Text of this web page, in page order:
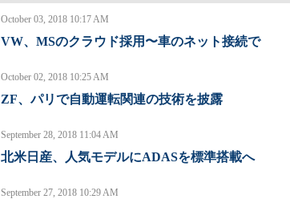
October 03, 2018 10:17 AM
VW、MSのクラウド採用〜車のネット接続で
October 02, 2018 10:25 AM
ZF、パリで自動運転関連の技術を披露
September 28, 2018 11:04 AM
北米日産、人気モデルにADASを標準搭載へ
September 27, 2018 10:29 AM